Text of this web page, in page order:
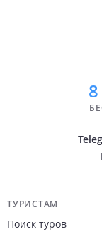
ТУРИСТАМ
Поиск туров